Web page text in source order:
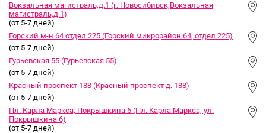
Вокзальная магистраль,д.1 (г. Новосибирск,Вокзальная
магистраль,д.1)
(от 5-7 дней)
Горский м-н 64 отдел 225 (Горский микрорайон 64, отдел 225)
(от 5-7 дней)
Гурьевская 55 (Гурьевская 55)
(от 5-7 дней)
Красный проспект 188 (Красный проспект д. 188)
(от 5-7 дней)
Пл. Карла Маркса, Покрышкина 6 (Пл. Карла Маркса, ул.
Покрышкина 6)
(от 5-7 дней)